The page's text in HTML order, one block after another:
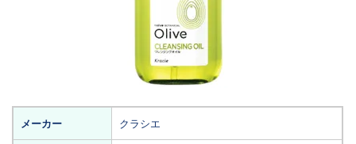
メーカー クラシエ